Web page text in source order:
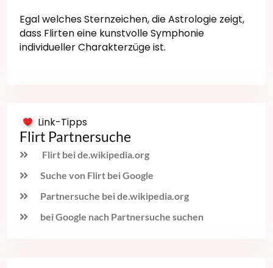
Egal welches Sternzeichen, die Astrologie zeigt,
dass Flirten eine kunstvolle Symphonie
individueller Charakterzüge ist.
Link-Tipps
Flirt Partnersuche
Flirt bei de.wikipedia.org
Suche von Flirt bei Google
Partnersuche bei de.wikipedia.org
bei Google nach Partnersuche suchen